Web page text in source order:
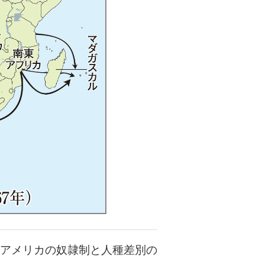
メリカの奴隷制と人種差別の